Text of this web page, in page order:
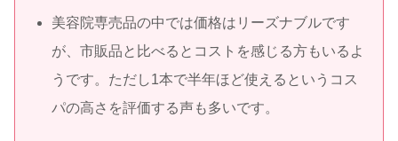
美容院専売品の中では価格はリーズナブルです
が、市販品と比べるとコストを感じる方もいるよ
うです。ただし1本で半年ほど使えるというコス
パの高さを評価する声も多いです。